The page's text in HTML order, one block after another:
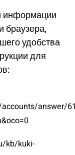
информации
браузера,
удобства
для
answer/
kb/kuki-